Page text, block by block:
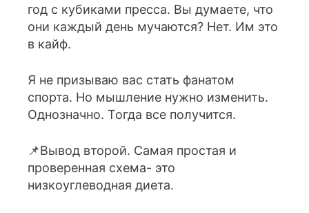
год с кубиками пресса. Вы думаете, что
они каждый день мучаются? Нет. Им это
в кайф.
Я не призываю вас стать фанатом
спорта. Но мышление нужно изменить.
Однозначно. Тогда все получится.
📌Вывод второй. Самая простая и
проверенная схема- это
низкоуглеводная диета.